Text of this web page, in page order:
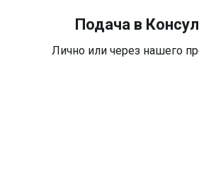
Подача в
Лично или через нашего